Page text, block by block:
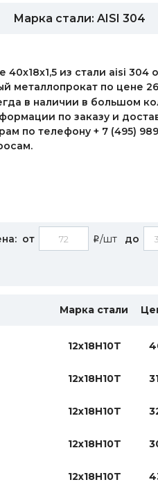
Марка стали: AISI 304
из стали aisi 304
металлопрокат по цене
в наличии в большом
по заказу и
по телефону + 7 (495)
от i/шт до
Марка стали
12х18Н10T
12х18Н10T
12х18Н10T
12х18Н10T
12х18Н10T